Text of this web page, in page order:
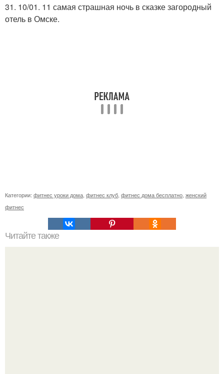
31. 10/01. 11 самая страшная ночь в сказке загородный
отель в Омске.
Категории: фитнес уроки дома фитнес клуб фитнес дома бесплатно женский
фитнес
Читайте также